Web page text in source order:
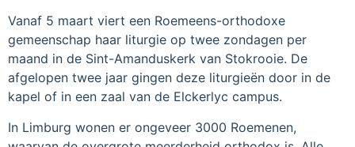
Vanaf 5 maart viert een Roemeens-orthodoxe
gemeenschap haar liturgie op twee zondagen per
maand in de Sint-Amanduskerk van Stokrooie. De
afgelopen twee jaar gingen deze liturgieën door in de
kapel of in een zaal van de Elckerlyc campus.
In Limburg wonen er ongeveer 3000 Roemenen,